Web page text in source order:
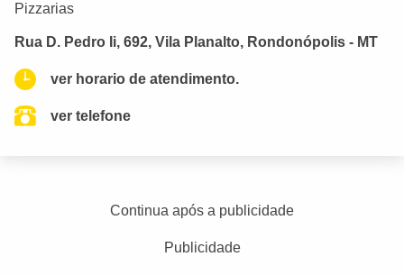
Pizzarias
Rua D. Pedro Ii, 692, Vila Planalto, Rondonópolis - MT
ver horario de atendimento.
ver telefone
Continua após a publicidade
Publicidade